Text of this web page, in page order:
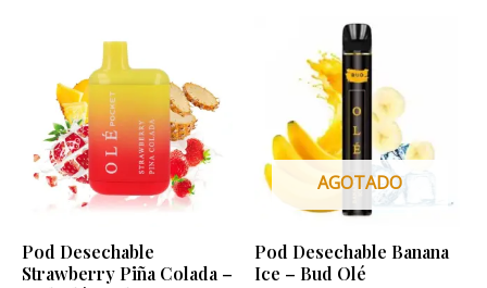
Pod Desechable
Strawberry Piña Colada –
AGOTADO
Pod Desechable Banana
Ice – Bud Olé